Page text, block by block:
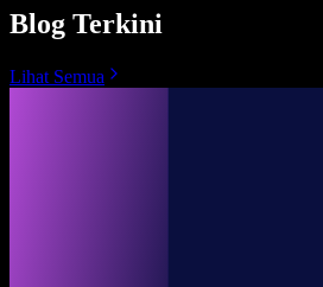
Blog Terkini
Lihat Semua